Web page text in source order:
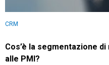
CRM
Cos’è la segmentazione
alle PMI?